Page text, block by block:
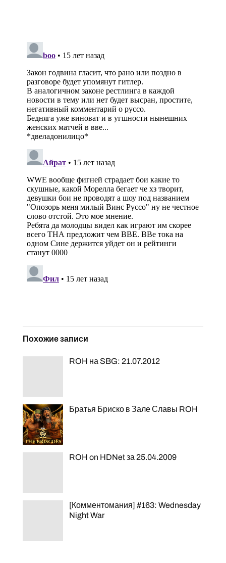
Похожие записи
ROH на SBG: 21.07.2012
Братья Бриско в Зале Славы ROH
ROH on HDNet за 25.04.2009
[Комментомания] #163: Wednesday
Night War